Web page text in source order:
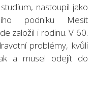
nastoupil jako
podniku Mesit
založil i rodinu. V 60.
problémy, kvůli
a musel odejít do